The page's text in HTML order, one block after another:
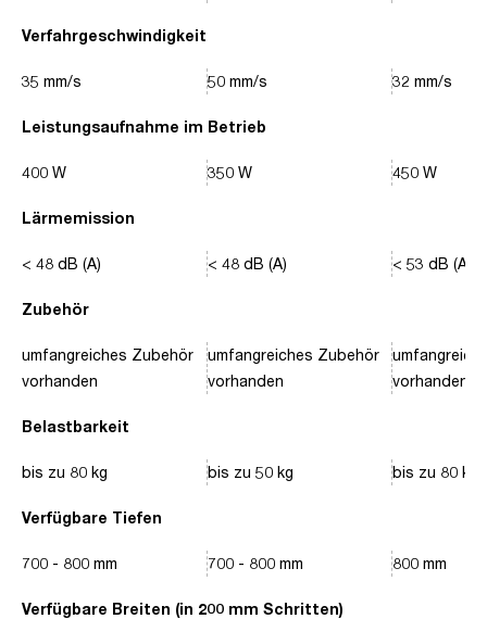
Verfahrgeschwindigkeit
Leistungsaufnahme im Betrieb
Lärmemission
Zubehör
Belastbarkeit
Verfügbare Tiefen
Verfügbare Breiten (in 200 mm Schritten)
35 mm/s
400 W
< 48 dB (A)
umfangreiches Zubehör
vorhanden
bis zu 80 kg
700 - 800 mm
50 mm/s
350 W
< 48 dB (A)
umfangreiches Zubehör
vorhanden
bis zu 50 kg
700 - 800 mm
32 mm/s
450 W
< 53 dB (A)
vorhanden
bis zu 80 kg
800 mm